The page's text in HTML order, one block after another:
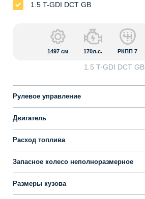
1.5 T-GDI DCT GB
1497 см 170л.с. РКПП 7
1.5 T-GDI DCT GB
Рулевое управление
Двигатель
Расход топлива
Запасное колесо неполноразмерное
Размеры кузова